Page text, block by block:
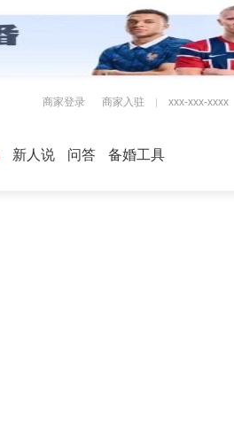
商家登录 商家入驻 xxx-xxx-xxxx
新人说 问答 备婚工具